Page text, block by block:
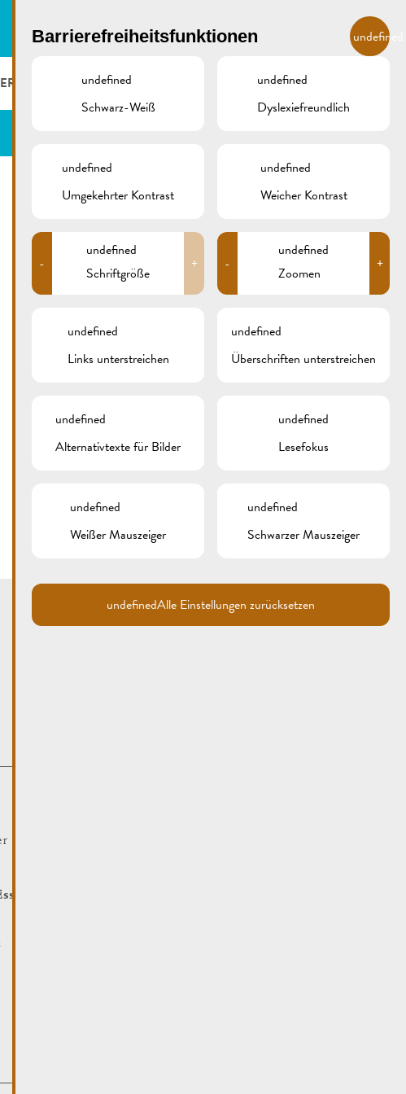
DE
ÜBERNACHTEN UND ESSEN
RESTAURANTS & CAFÉS
CAMPCAR
GALERIE
Barrierefreiheitsfunktionen undefined
undefined
Schwarz-Weiß
undefined
Dyslexiefreundlich
undefined
Umgekehrter Kontrast
undefined
Weicher Kontrast
-
undefined
Schriftgröße
+ -
undefined
Zoomen
+
undefined
Links unterstreichen
undefined
Überschriften unterstreichen
undefined
Alternativtexte für Bilder
undefined
Lesefokus
undefined
Weißer Mauszeiger
undefined
Schwarzer Mauszeiger
undefinedAlle Einstellungen zurücksetzen